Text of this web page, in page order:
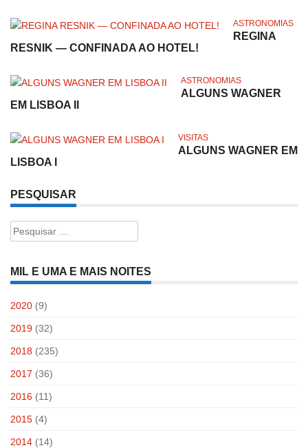
ASTRONOMIAS
REGINA
RESNIK — CONFINADA AO HOTEL!
ASTRONOMIAS
ALGUNS WAGNER
EM LISBOA II
VISITAS
ALGUNS WAGNER EM
LISBOA I
PESQUISAR
Pesquisar
por:
MIL E UMA E MAIS NOITES
2020 (9)
2019 (32)
2018 (235)
2017 (36)
2016 (11)
2015 (4)
2014 (14)